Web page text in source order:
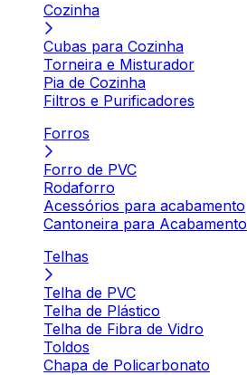
Cozinha
Cubas para Cozinha
Torneira e Misturador
Pia de Cozinha
Filtros e Purificadores
Forros
Forro de PVC
Rodaforro
Acessórios para acabamento
Cantoneira para Acabamento
Telhas
Telha de PVC
Telha de Plástico
Telha de Fibra de Vidro
Toldos
Chapa de Policarbonato